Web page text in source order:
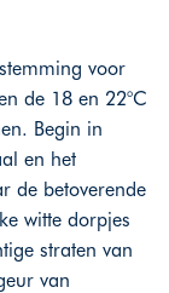
voor
de 18 en 22°C
Begin in
en het
de betoverende
witte dorpjes
straten van
van